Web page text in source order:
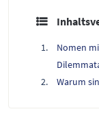
Nomen
Warum